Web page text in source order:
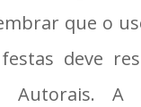
que o
deve
Autorais. A